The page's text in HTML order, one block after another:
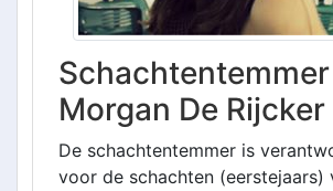
Morgan De Rijcker
De schachtentemmer is
voor de schachten (eerstejaars)